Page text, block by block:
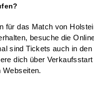
für das Match von
besuche die
sind Tickets auch in
dich über
Webseiten.